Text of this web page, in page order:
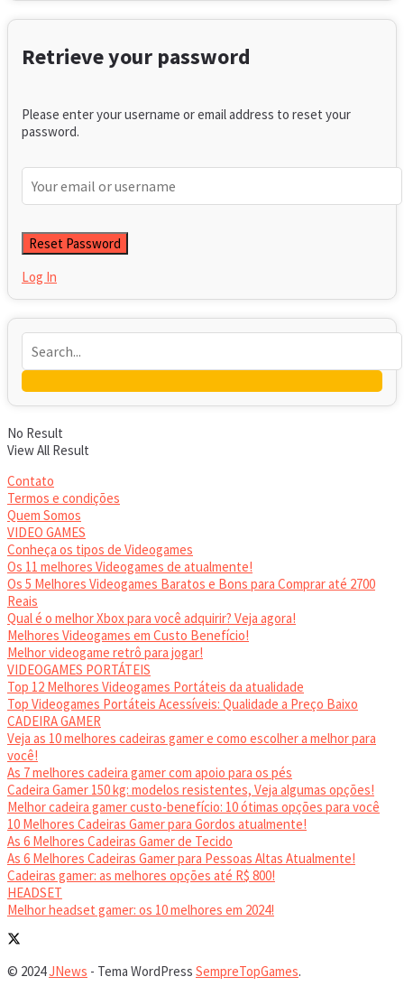
Retrieve your password
Please enter your username or email address to reset your
password.
Log In
No Result
View All Result
Contato
Termos e condições
Quem Somos
VIDEO GAMES
Conheça os tipos de Videogames
Os 11 melhores Videogames de atualmente!
Os 5 Melhores Videogames Baratos e Bons para Comprar até 2700
Reais
Qual é o melhor Xbox para você adquirir? Veja agora!
Melhores Videogames em Custo Benefício!
Melhor videogame retrô para jogar!
VIDEOGAMES PORTÁTEIS
Top 12 Melhores Videogames Portáteis da atualidade
Top Videogames Portáteis Acessíveis: Qualidade a Preço Baixo
CADEIRA GAMER
Veja as 10 melhores cadeiras gamer e como escolher a melhor para
você!
As 7 melhores cadeira gamer com apoio para os pés
Cadeira Gamer 150 kg: modelos resistentes, Veja algumas opções!
Melhor cadeira gamer custo-benefício: 10 ótimas opções para você
10 Melhores Cadeiras Gamer para Gordos atualmente!
As 6 Melhores Cadeiras Gamer de Tecido
As 6 Melhores Cadeiras Gamer para Pessoas Altas Atualmente!
Cadeiras gamer: as melhores opções até R$ 800!
HEADSET
Melhor headset gamer: os 10 melhores em 2024!
© 2024JNews - Tema WordPress SempreTopGames.